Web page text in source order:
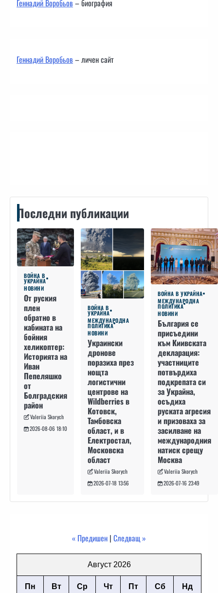
Геннадий Воробьов– биография
Геннадий Воробьов– личен сайт
Последни публикации
ВОЙНА В
УКРАЙНА
НОВИНИ
От руския
плен
обратно в
кабината на
бойния
хеликоптер:
Историята на
Иван
Пепеляшко
от
Болградския
район
Valeriia Skorych
2026-08-06 18:10
ВОЙНА В
УКРАЙНА
МЕЖДУНАРОДНА
ПОЛИТИКА
НОВИНИ
Украински
дронове
поразиха през
нощта
логистични
центрове на
Wildberries в
Котовск,
Тамбовска
област, и в
Електростал,
Московска
област
Valeriia Skorych
2026-07-18 13:56
ВОЙНА В УКРАЙНА
МЕЖДУНАРОДНА
ПОЛИТИКА
НОВИНИ
България се
присъедини
към Киивската
декларация:
участниците
потвърдиха
подкрепата си
за Украйна,
осъдиха
руската агресия
и призоваха за
засилване на
международния
натиск срещу
Москва
Valeriia Skorych
2026-07-16 23:49
« Предишен | Следващ »
Август 2026
Пн Вт Ср Чт Пт Сб Нд